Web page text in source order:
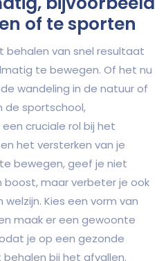
of te sporten
behalen van snel resultaat
te bewegen. Of het nu
wandeling in de natuur of
de sportschool,
cruciale rol bij het
het versterken van je
bewegen, geef je niet
boost, maar verbeter je ook
Kies een vorm van
maak er een gewoonte
je op een gezonde
bij het afvallen.